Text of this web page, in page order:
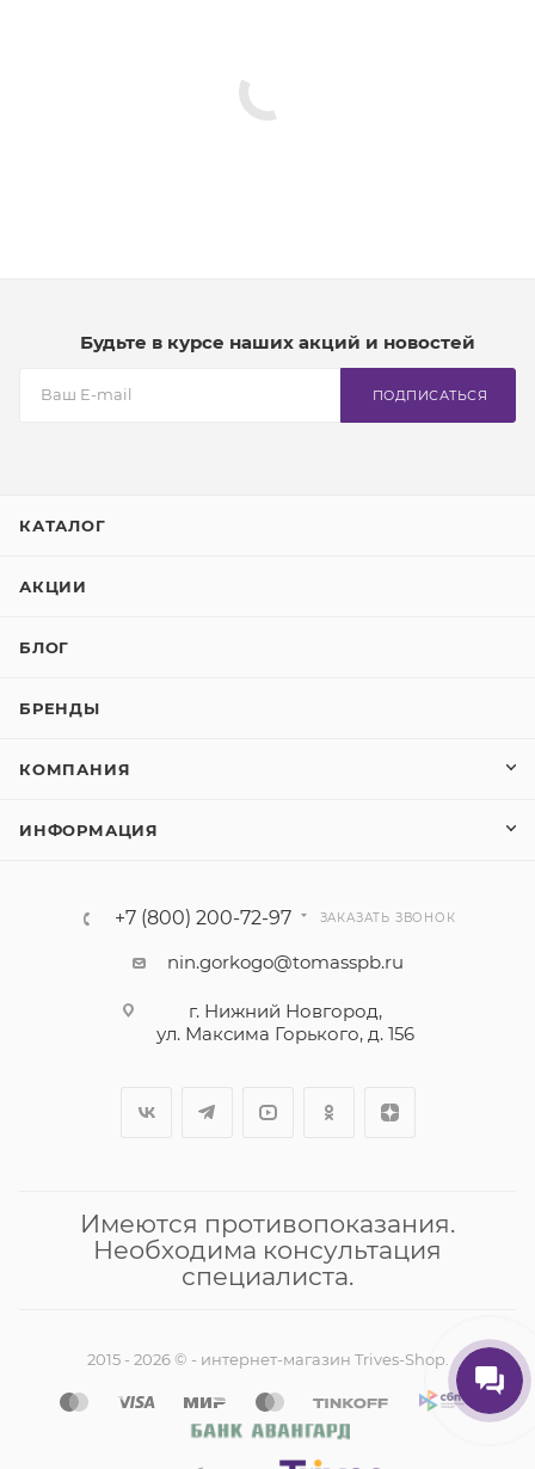
Будьте в курсе наших акций и новостей
ПОДПИСАТЬСЯ
КАТАЛОГ
АКЦИИ
БЛОГ
БРЕНДЫ
КОМПАНИЯ
ИНФОРМАЦИЯ
+7 (800) 200-72-97 ЗАКАЗАТЬ ЗВОНОК
nin.gorkogo@tomasspb.ru
г. Нижний Новгород,
ул. Максима Горького, д. 156
Имеются противопоказания.
Необходима консультация
специалиста.
2015 - 2026 © - интернет-магазин Trives-Shop.